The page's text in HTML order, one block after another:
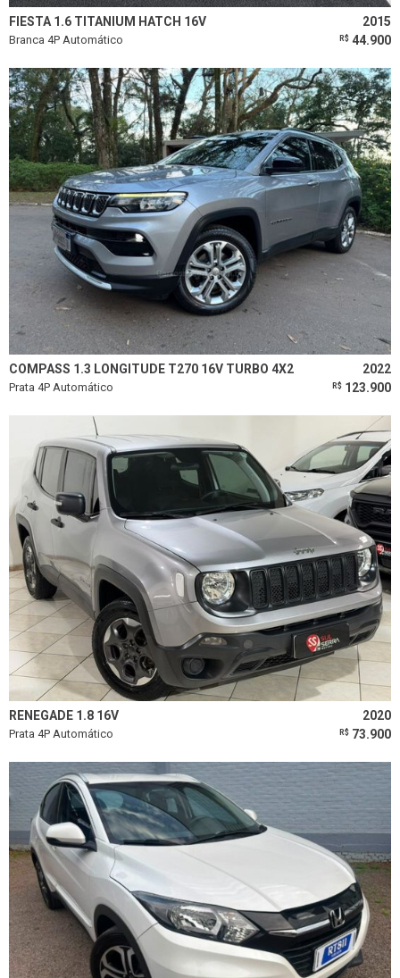
FIESTA 1.6 TITANIUM HATCH 16V 2015
Branca 4P Automático R$ 44.900
COMPASS 1.3 LONGITUDE T270 16V TURBO 4X2 2022
Prata 4P Automático R$ 123.900
RENEGADE 1.8 16V 2020
Prata 4P Automático R$ 73.900